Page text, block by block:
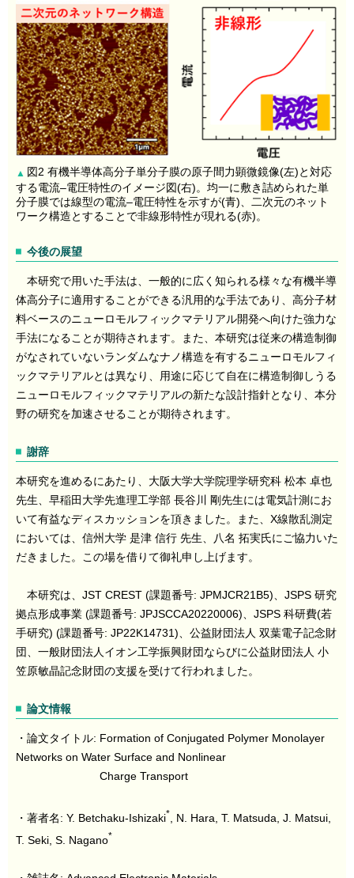
▲ 図2 有機半導体高分子単分子膜の原子間力顕微鏡像(左)と対応
する電流–電圧特性のイメージ図(右)。均一に敷き詰められた単
分子膜では線型の電流–電圧特性を示すが(青)、二次元のネット
ワーク構造とすることで非線形特性が現れる(赤)。
今後の展望
本研究で用いた手法は、一般的に広く知られる様々な有機半導
体高分子に適用することができる汎用的な手法であり、高分子材
料ベースのニューロモルフィックマテリアル開発へ向けた強力な
手法になることが期待されます。また、本研究は従来の構造制御
がなされていないランダムなナノ構造を有するニューロモルフィ
ックマテリアルとは異なり、用途に応じて自在に構造制御しうる
ニューロモルフィックマテリアルの新たな設計指針となり、本分
野の研究を加速させることが期待されます。
謝辞
本研究を進めるにあたり、大阪大学大学院理学研究科 松本 卓也
先生、早稲田大学先進理工学部 長谷川 剛先生には電気計測にお
いて有益なディスカッションを頂きました。また、X線散乱測定
においては、信州大学 是津 信行 先生、八名 拓実氏にご協力いた
だきました。この場を借りて御礼申し上げます。
本研究は、JST CREST (課題番号: JPMJCR21B5)、JSPS 研究
拠点形成事業 (課題番号: JPJSCCA20220006)、JSPS 科研費(若
手研究) (課題番号: JP22K14731)、公益財団法人 双葉電子記念財
団、一般財団法人イオン工学振興財団ならびに公益財団法人 小
笠原敏晶記念財団の支援を受けて行われました。
論文情報
・論文タイトル: Formation of Conjugated Polymer Monolayer
Networks on Water Surface and Nonlinear
Charge Transport
・著者名: Y. Betchaku-Ishizaki*
, N. Hara, T. Matsuda, J. Matsui,
T. Seki, S. Nagano*